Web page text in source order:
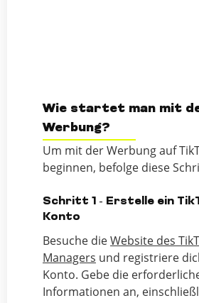
Wie startet man mit
Werbung?
Um mit der Werbung auf
beginnen, befolge diese
Schritt 1 - Erstelle ein
Konto
Besuche dieWebsite des
Managers und registriere
Konto. Gebe die
Informationen an,